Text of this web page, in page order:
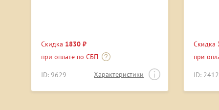
Скидка 1830 ₽
при оплате по СБП
ID: 9629 Характеристики
Скидка
при
ID: